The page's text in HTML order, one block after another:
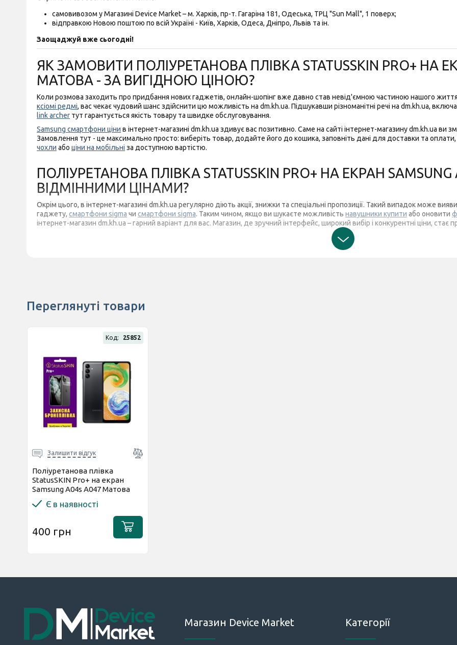
самовивозом у Магазині Device Market – м. Харків, пр-т. Гагаріна 181, Одеська, ТРЦ "Sun Mall", 1 поверх;
відправкою Новою поштою по всій Україні - Київ, Харків, Одеса, Дніпро, Львів та ін.
Заощаджуй вже сьогодні!
ЯК ЗАМОВИТИ ПОЛІУРЕТАНОВА ПЛІВКА STATUSSKIN PRO+ НА
МАТОВА - ЗА ВИГІДНОЮ ЦІНОЮ?
Коли розмова заходить про придбання нових гаджетів, онлайн-шопінг вже давно став невід'ємною частиною нашого
ксіомі редмі, вас чекає чудовий шанс здійснити цю можливість на dm.kh.ua. Підшукавши різноманітні речі на dm.kh.ua,
link archer тут гарантується якість товару та швидке обслуговування.
Samsung смартфони ціни в інтернет-магазині dm.kh.ua здивує вас позитивно. Саме на сайті інтернет-магазину dm.kh.ua ви
Замовлення тут - це максимально просто: виберіть товар, додайте його до кошика, заповніть дані для доставки та оплати,
чохли або ціни на мобільні за доступною вартістю.
ПОЛІУРЕТАНОВА ПЛІВКА STATUSSKIN PRO+ НА ЕКРАН
ВІДМІННИМИ ЦІНАМИ?
Окрім цього, в інтернет-магазині dm.kh.ua регулярно діють акції, знижки та спеціальні пропозиції. Такий випадок може
гаджету, смартфони sigma чи смартфони sigma. Таким чином, якщо ви шукаєте можливість навушники купити або оновити
інтернет-магазин dm.kh.ua – гарний варіант для вас. Магазин, де зручний інтерфейс, широкий вибір і конкурентні ціни,
Переглянуті товари
Код: 25852
Залишити відгук
Поліуретанова плівка
StatusSKIN Pro+ на екран
Samsung A04s A047 Матова
Є в наявності
400 грн
Магазин Device Market Категорії